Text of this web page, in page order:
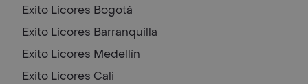
Exito Licores Bogotá
Exito Licores Barranquilla
Exito Licores Medellín
Exito Licores Cali